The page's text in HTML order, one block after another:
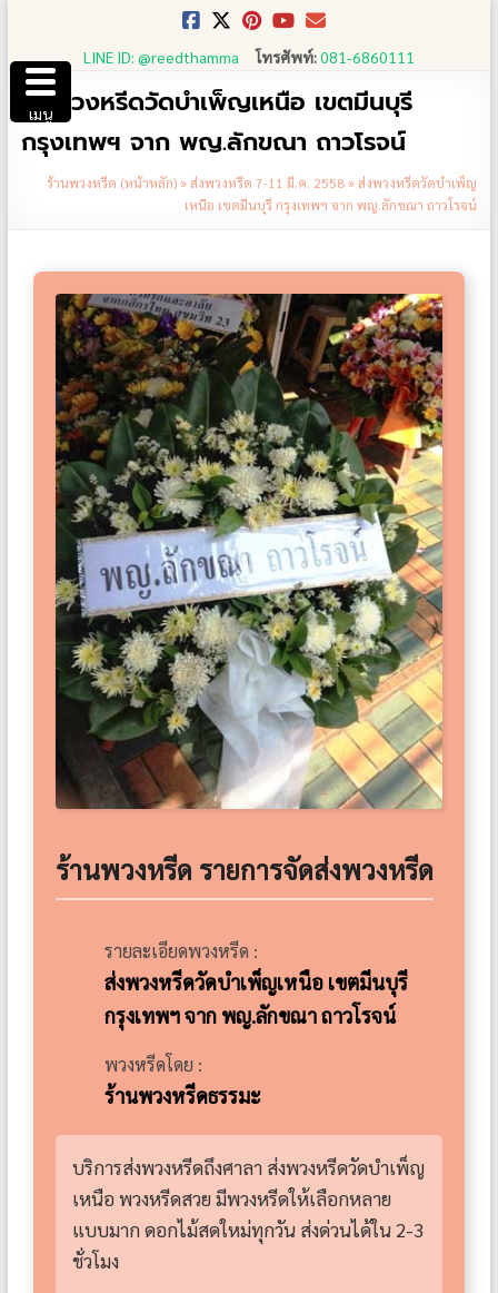
content
LINE ID: @reedthamma โทรศัพท์:081-6860111
ส่งพวงหรีดวัดบำเพ็ญเหนือ เขตมีนบุรี
กรุงเทพฯ จาก พญ.ลักขณา ถาวโรจน์
ร้านพวงหรีด (หน้าหลัก)»ส่งพวงหรีด 7-11 มี.ค. 2558»ส่งพวงหรีดวัดบำเพ็ญ
เหนือ เขตมีนบุรี กรุงเทพฯ จาก พญ.ลักขณา ถาวโรจน์
ร้านพวงหรีด รายการจัดส่งพวงหรีด
รายละเอียดพวงหรีด :
ส่งพวงหรีดวัดบำเพ็ญเหนือ เขตมีนบุรี
กรุงเทพฯ จาก พญ.ลักขณา ถาวโรจน์
พวงหรีดโดย :
ร้านพวงหรีดธรรมะ
บริการส่งพวงหรีดถึงศาลา ส่งพวงหรีดวัดบำเพ็ญ
เหนือ พวงหรีดสวย มีพวงหรีดให้เลือกหลาย
แบบมาก ดอกไม้สดใหม่ทุกวัน ส่งด่วนได้ใน 2-3
ชั่วโมง
เมนู